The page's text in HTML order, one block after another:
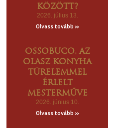
KÖZÖTT?
2026. július 13.
Olvass tovább »
OSSOBUCO, AZ
OLASZ KONYHA
TÜRELEMMEL
ÉRLELT
MESTERMŰVE
2026. június 10.
Olvass tovább »